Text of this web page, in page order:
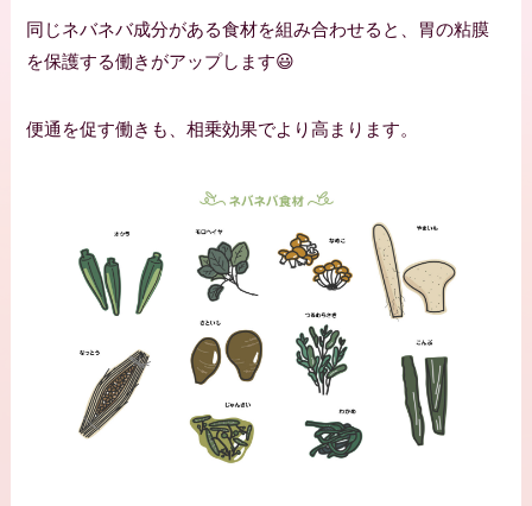
同じネバネバ成分がある食材を組み合わせると、胃の粘膜
を保護する働きがアップします😃
便通を促す働きも、相乗効果でより高まります。